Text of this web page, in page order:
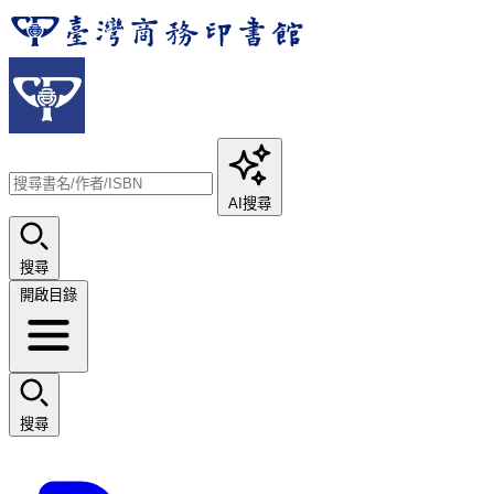
AI搜尋
搜尋
開啟目錄
搜尋